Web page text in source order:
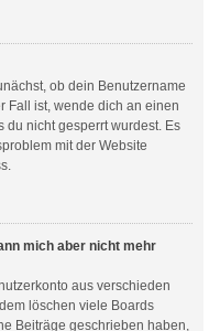
ob dein Benutzername
Fall ist, wende dich an einen
du nicht gesperrt wurdest. Es
mit der Website
mich aber nicht mehr
aus verschieden
löschen viele Boards
Beiträge geschrieben haben,